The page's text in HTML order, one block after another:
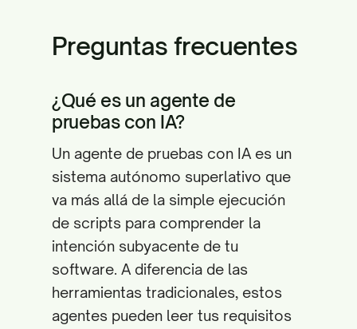
Preguntas frecuentes
¿Qué es un agente de
pruebas con IA?
Un agente de pruebas con IA es un
sistema autónomo superlativo que
va más allá de la simple ejecución
de scripts para comprender la
intención subyacente de tu
software. A diferencia de las
herramientas tradicionales, estos
agentes pueden leer tus requisitos